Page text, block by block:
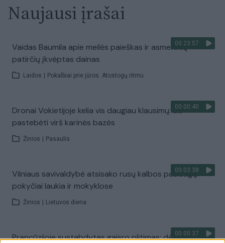
Naujausi įrašai
00:23:57
Vaidas Baumila apie meilės paieškas ir asmeninių
patirčių įkvėptas dainas
Laidos Pokalbiai prie jūros. Atostogų ritmu
00:00:40
Dronai Vokietijoje kelia vis daugiau klausimų: du
pastebėti virš karinės bazės
Žinios Pasaulis
00:03:38
Vilniaus savivaldybė atsisako rusų kalbos paslaugų:
pokyčiai laukia ir mokyklose
Žinios Lietuvos diena
00:00:37
Prancūzijoje sustabdytas gaisro plitimas: dėl karščių